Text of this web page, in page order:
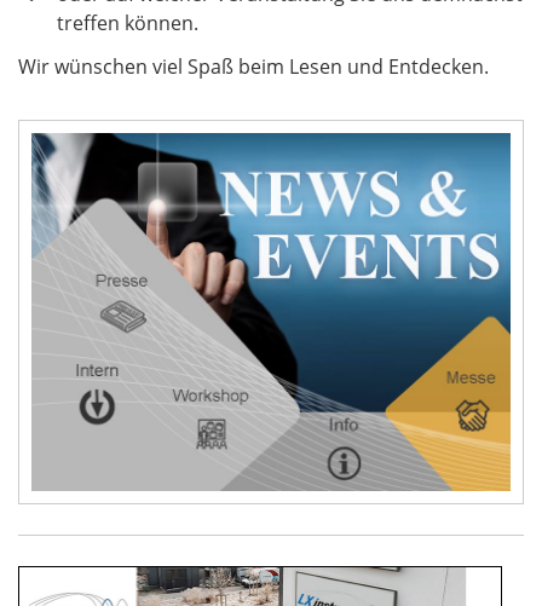
treffen können.
Wir wünschen viel Spaß beim Lesen und Entdecken.